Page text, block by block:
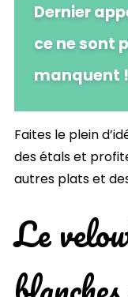
Dernier
ce ne sont
manquent !
Faites le plein
des étals et
autres plats et
Le